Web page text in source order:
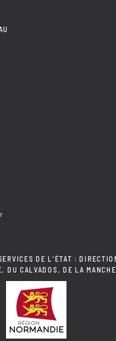
DE L'ÉTAT :
DU CALVADOS, DE LA